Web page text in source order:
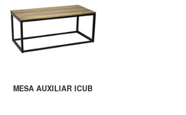
MESA AUXILIAR ICUB